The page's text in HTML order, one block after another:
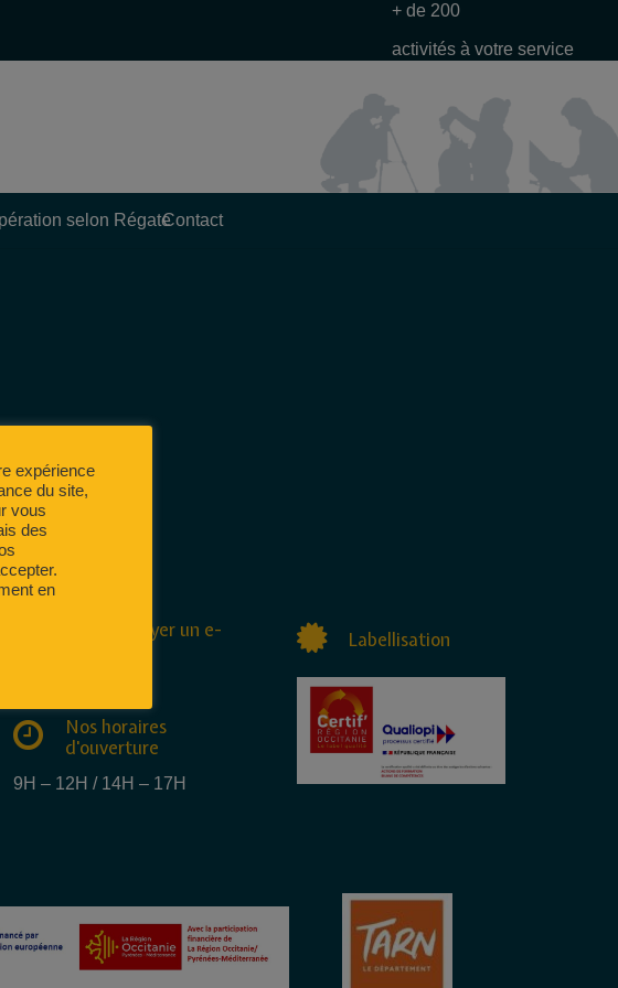
+ de 200
activités à votre service
selon RégateContact
Nous envoyer un e-
Nos horaires
d'ouverture
9H – 12H / 14H – 17H
Labellisation
expérience
du site,
vous
des
en